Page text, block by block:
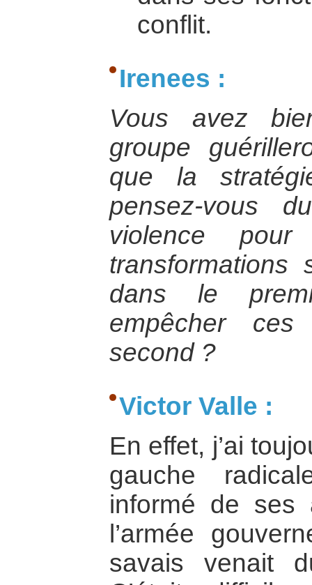
conflit.
Irenees :
Vous avez
groupe
que la
pensez-vous
violence
transformations
dans le
empêcher
second ?
Victor Valle :
En effet, j’ai
gauche
informé de ses
l’armée
savais venait